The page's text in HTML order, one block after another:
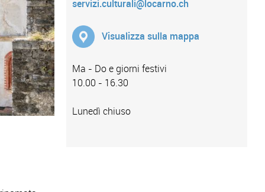
servizi.culturali@locarno.ch
Visualizza sulla mappa
Ma - Do e giorni festivi
10.00 - 16.30
Lunedì chiuso